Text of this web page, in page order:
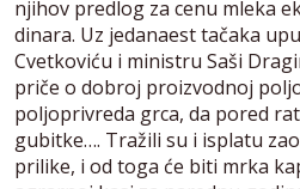
njihov predlog za cenu mleka
dinara. Uz jedanaest tačaka
Cvetkoviću i ministru Saši
priče o dobroj proizvodnoj
poljoprivreda grca, da pored
gubitke…. Tražili su i isplatu
prilike, i od toga će biti mrka